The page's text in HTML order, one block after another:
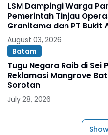
LSM Dampingi Warga
Pemerintah Tinjau
Granitama dan PT Bukit
August 03, 2026
Batam
Tugu Negara Raib di Sei
Reklamasi Mangrove
Sorotan
July 28, 2026